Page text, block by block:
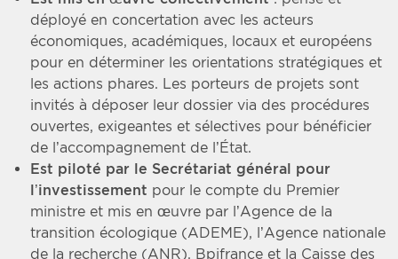
déployé en concertation avec les acteurs
économiques, académiques, locaux et européens
pour en déterminer les orientations stratégiques et
les actions phares. Les porteurs de projets sont
invités à déposer leur dossier via des procédures
ouvertes, exigeantes et sélectives pour bénéficier
de l’accompagnement de l’État.
Est piloté par le Secrétariat général pour
l’investissement pour le compte du Premier
ministre et mis en œuvre par l’Agence de la
transition écologique (ADEME), l’Agence nationale
de la recherche (ANR), Bpifrance et la Caisse des